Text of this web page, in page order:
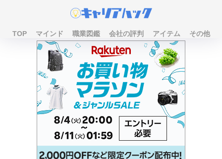
TOP マインド 職業図鑑 会社の評判 アイテム その他